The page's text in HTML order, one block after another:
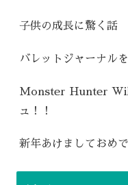
子供の成長に驚く話
バレットジャーナル
Monster Hunter
ュ！！
新年あけましておめ